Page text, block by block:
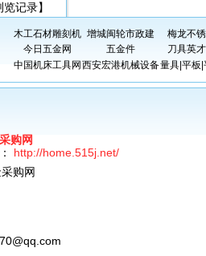
览记录】
木工石材雕刻机 增城闽轮市政建
梅龙不
今日五金网
五金件
刀具英
中国机床工具网 西安宏港机械设备量具|平板|
购网
http://home.515j.net/
购网